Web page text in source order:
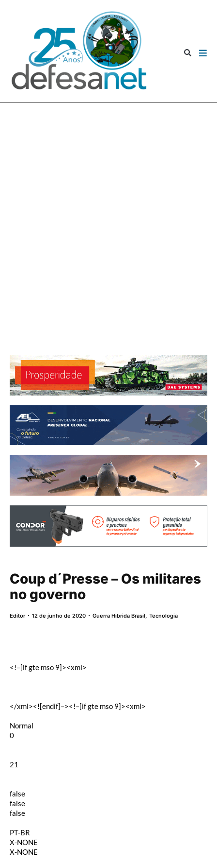
Coup d´Presse – Os militares
no governo
Editor 12 de junho de 2020 Guerra Hibrida Brasil,Tecnologia
<!–[if gte mso 9]><xml>
</xml><![endif]–><!–[if gte mso 9]><xml>
Normal
0
21
false
false
false
PT-BR
X-NONE
X-NONE